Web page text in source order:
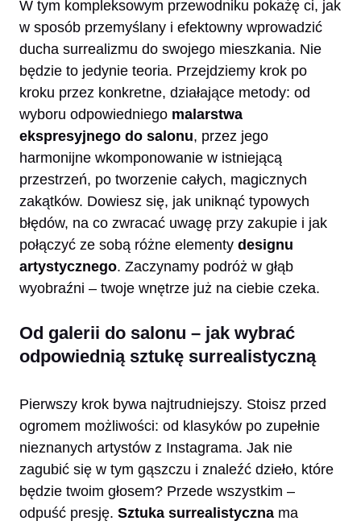
W tym kompleksowym przewodniku pokażę ci, jak
w sposób przemyślany i efektowny wprowadzić
ducha surrealizmu do swojego mieszkania. Nie
będzie to jedynie teoria. Przejdziemy krok po
kroku przez konkretne, działające metody: od
wyboru odpowiedniego malarstwa
ekspresyjnego do salonu, przez jego
harmonijne wkomponowanie w istniejącą
przestrzeń, po tworzenie całych, magicznych
zakątków. Dowiesz się, jak uniknąć typowych
błędów, na co zwracać uwagę przy zakupie i jak
połączyć ze sobą różne elementy designu
artystycznego. Zaczynamy podróż w głąb
wyobraźni – twoje wnętrze już na ciebie czeka.
Od galerii do salonu – jak wybrać
odpowiednią sztukę surrealistyczną
Pierwszy krok bywa najtrudniejszy. Stoisz przed
ogromem możliwości: od klasyków po zupełnie
nieznanych artystów z Instagrama. Jak nie
zagubić się w tym gąszczu i znaleźć dzieło, które
będzie twoim głosem? Przede wszystkim –
odpuść presję. Sztuka surrealistyczna ma